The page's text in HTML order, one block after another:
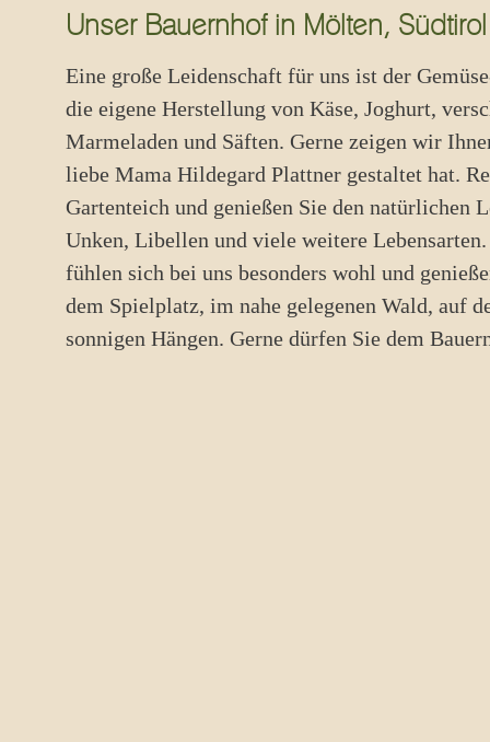
Unser Bauernhof in Mölten, Südtirol
Eine große Leidenschaft für uns ist der
die eigene Herstellung von Käse, Joghurt,
Marmeladen und Säften. Gerne zeigen wir
liebe Mama Hildegard Plattner gestaltet hat.
Gartenteich und genießen Sie den natürlichen
Unken, Libellen und viele weitere
fühlen sich bei uns besonders wohl und
dem Spielplatz, im nahe gelegenen Wald, auf
sonnigen Hängen. Gerne dürfen Sie dem